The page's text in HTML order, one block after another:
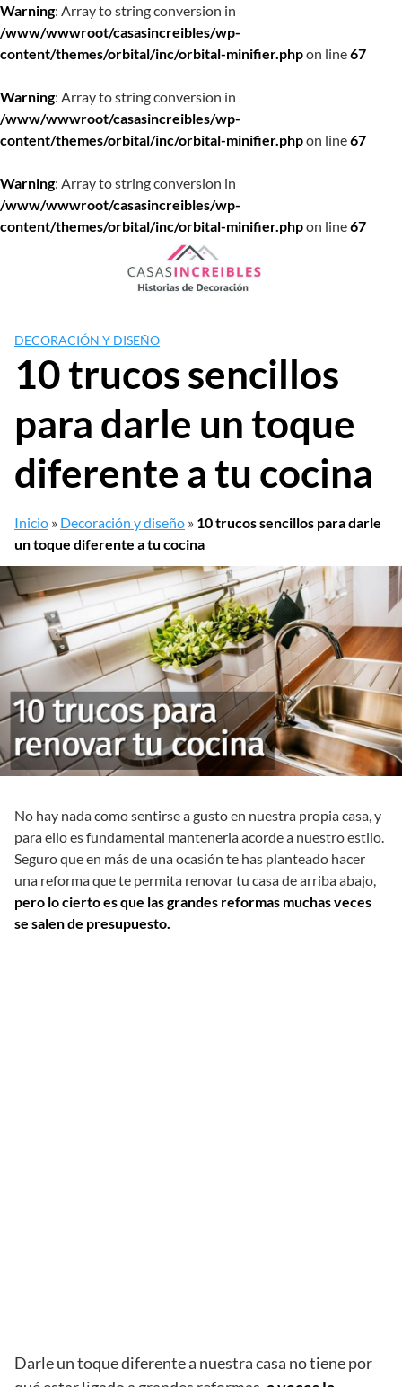
Warning: Array to string conversion in
/www/wwwroot/casasincreibles/wp-
content/themes/orbital/inc/orbital-minifier.phpon line67
Warning: Array to string conversion in
/www/wwwroot/casasincreibles/wp-
content/themes/orbital/inc/orbital-minifier.phpon line67
Warning: Array to string conversion in
/www/wwwroot/casasincreibles/wp-
content/themes/orbital/inc/orbital-minifier.phpon line67
DECORACIÓN Y DISEÑO
10 trucos sencillos
para darle un toque
diferente a tu cocina
Inicio » Decoración y diseño » 10 trucos sencillos para darle
un toque diferente a tu cocina
No hay nada como sentirse a gusto en nuestra propia casa, y
para ello es fundamental mantenerla acorde a nuestro estilo.
Seguro que en más de una ocasión te has planteado hacer
una reforma que te permita renovar tu casa de arriba abajo,
pero lo cierto es que las grandes reformas muchas veces
se salen de presupuesto.
Darle un toque diferente a nuestra casa no tiene por